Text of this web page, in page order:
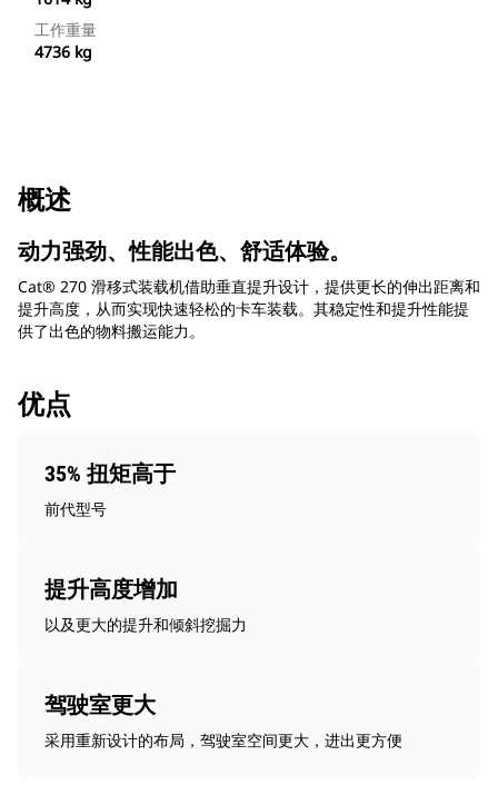
工作重量
4736 kg
概述
动力强劲、性能出色、舒适体验。
Cat® 270 滑移式装载机借助垂直提升设计，提供更长的伸出距离和
提升高度，从而实现快速轻松的卡车装载。其稳定性和提升性能提
供了出色的物料搬运能力。
优点
35% 扭矩高于
前代型号
提升高度增加
以及更大的提升和倾斜挖掘力
驾驶室更大
采用重新设计的布局，驾驶室空间更大，进出更方便